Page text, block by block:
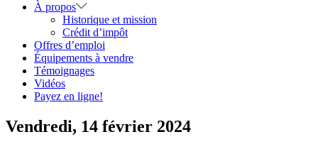
À propos
Historique et mission
Crédit d’impôt
Offres d’emploi
Équipements à vendre
Témoignages
Vidéos
Payez en ligne!
Vendredi, 14 février 2024